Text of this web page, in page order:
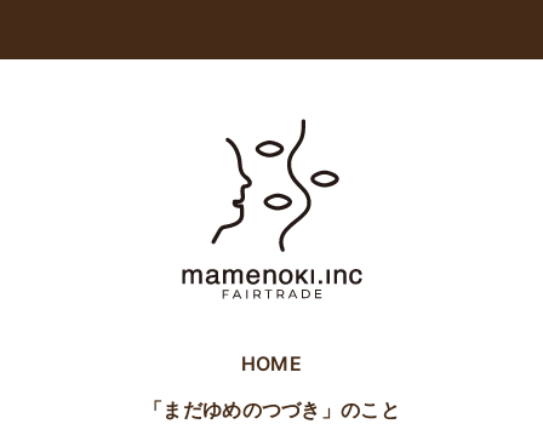
HOME
「まだゆめのつづき」のこと